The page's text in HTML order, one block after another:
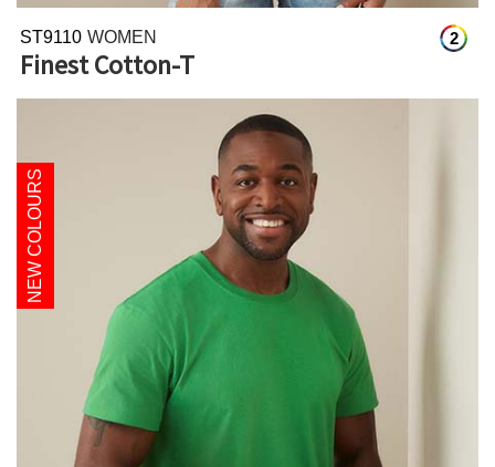
2
ST9110 WOMEN
Finest Cotton-T
NEW COLOURS